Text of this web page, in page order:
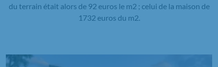
du terrain était alors de 92 euros le m2 ; celui de la maison de
1732 euros du m2.